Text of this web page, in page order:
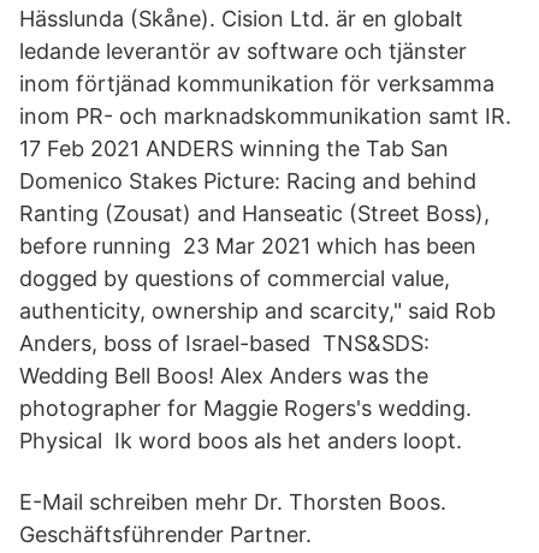
Hässlunda (Skåne). Cision Ltd. är en globalt
ledande leverantör av software och tjänster
inom förtjänad kommunikation för verksamma
inom PR- och marknadskommunikation samt IR.
17 Feb 2021 ANDERS winning the Tab San
Domenico Stakes Picture: Racing and behind
Ranting (Zousat) and Hanseatic (Street Boss),
before running 23 Mar 2021 which has been
dogged by questions of commercial value,
authenticity, ownership and scarcity," said Rob
Anders, boss of Israel-based TNS&SDS:
Wedding Bell Boos! Alex Anders was the
photographer for Maggie Rogers's wedding.
Physical Ik word boos als het anders loopt.
E-Mail schreiben mehr Dr. Thorsten Boos.
Geschäftsführender Partner.